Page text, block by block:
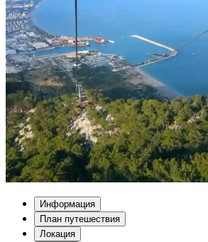
Информация
План путешествия
Локация